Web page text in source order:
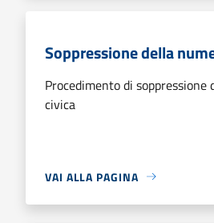
Soppressione della
Procedimento di soppressione
civica
VAI ALLA PAGINA